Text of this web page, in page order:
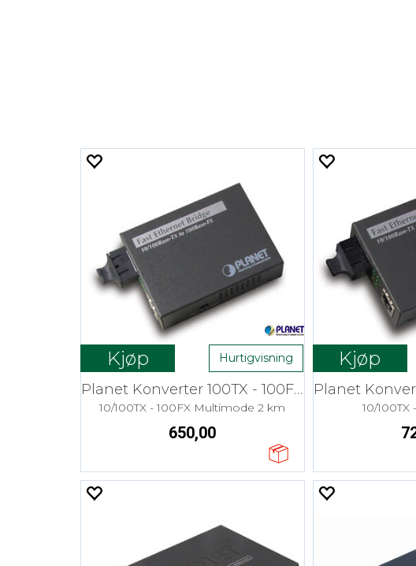
Kjøp Hurtigvisning
Planet Konverter 100TX - 100FX MM SC
10/100TX - 100FX Multimode 2 km
650,00
Kjøp
10/100TX